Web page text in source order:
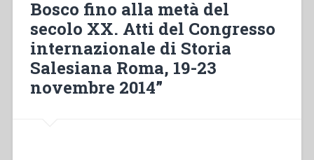
Italia.
150
anni
di
educazione””
Bosco fino alla metà del
secolo XX. Atti del Congresso
internazionale di Storia
Salesiana Roma, 19-23
novembre 2014”